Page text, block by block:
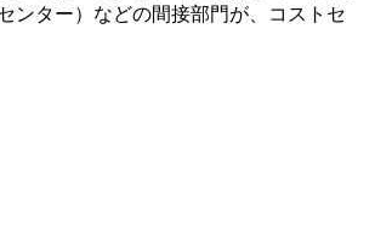
ンター）などの間接部門が、コストセ